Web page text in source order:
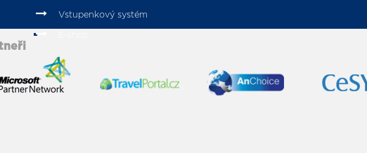
Vstupenkový systém